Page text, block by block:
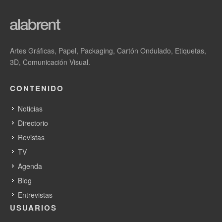
2024 y mantiene su solidez en ventas
El Grupo Iberpapel lanza una nueva línea de
productos verificados neutros en carbono en
“greenwashing”
Artes Gráficas, Papel, Packaging, Cartón Ondulado, Etiquetas,
3D, Comunicación Visual.
CONTENIDO
Noticias
Directorio
Revistas
TV
Agenda
Blog
Entrevistas
USUARIOS